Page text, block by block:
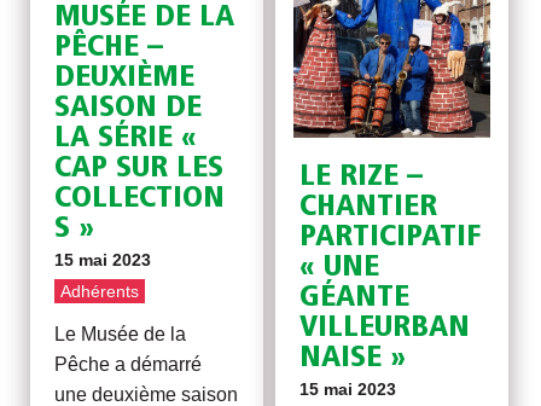
MUSÉE DE LA
PÊCHE –
DEUXIÈME
SAISON DE
LA SÉRIE «
CAP SUR LES
COLLECTION
S »
15 mai 2023
Adhérents
Le Musée de la
Pêche a démarré
une deuxième saison
LE RIZE –
CHANTIER
PARTICIPATIF
« UNE
GÉANTE
VILLEURBAN
NAISE »
15 mai 2023